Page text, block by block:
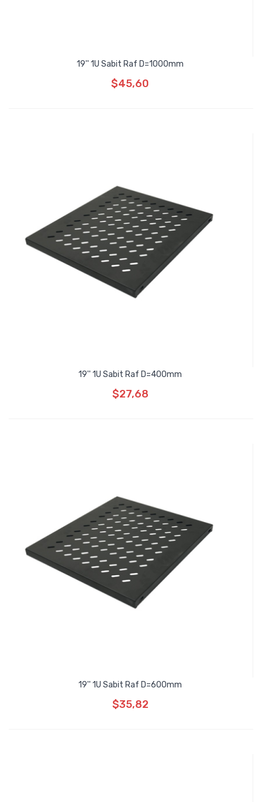
19'' 1U Sabit Raf D=1000mm
$45,60
19'' 1U Sabit Raf D=400mm
$27,68
19'' 1U Sabit Raf D=600mm
$35,82